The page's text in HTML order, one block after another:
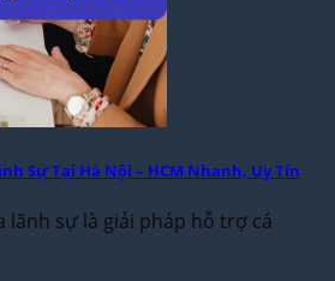
Sự Tại Hà Nội – HCM Nhanh, Uy Tín
lãnh sự là giải pháp hỗ trợ cá